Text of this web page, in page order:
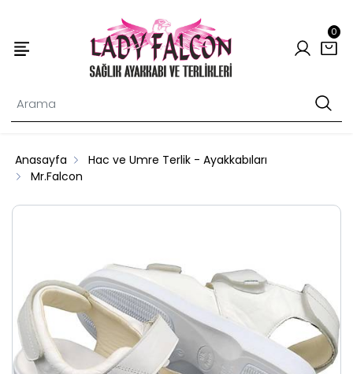
0
Anasayfa
Hac ve Umre Terlik - Ayakkabıları
Mr.Falcon